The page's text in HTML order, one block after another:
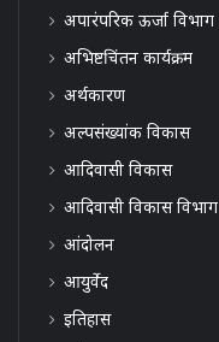
अपारंपरिक ऊर्जा विभाग
अभिष्टचिंतन कार्यक्रम
अर्थकारण
अल्पसंख्यांक विकास
आदिवासी विकास
आदिवासी विकास विभाग
आंदोलन
आयुर्वेद
इतिहास